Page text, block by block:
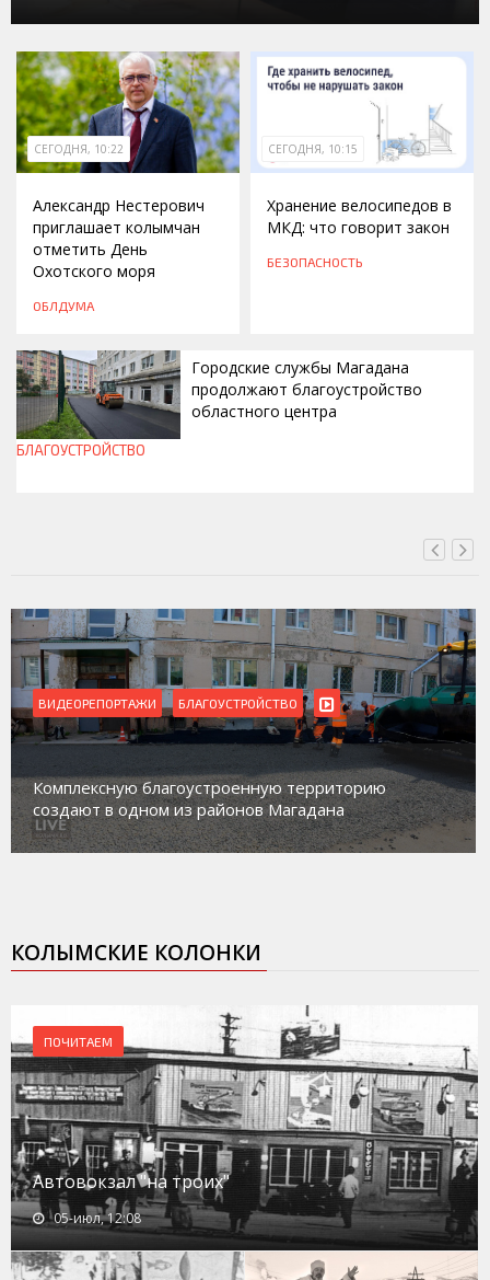
СЕГОДНЯ, 10:22
Александр Нестерович
приглашает колымчан
отметить День
Охотского моря
ОБЛДУМА
СЕГОДНЯ, 10:15
Хранение велосипедов в
МКД: что говорит закон
БЕЗОПАСНОСТЬ
Городские службы Магадана
продолжают благоустройство
областного центра
БЛАГОУСТРОЙСТВО
ВИДЕОРЕПОРТАЖИ
Магадан присоединился к пилотному проекту по
работе с несовершеннолетними из групп
социального риска «Переправа»
КОЛЫМСКИЕ КОЛОНКИ
ПОЧИТАЕМ
Автовокзал "на троих"
05-июл, 12:08